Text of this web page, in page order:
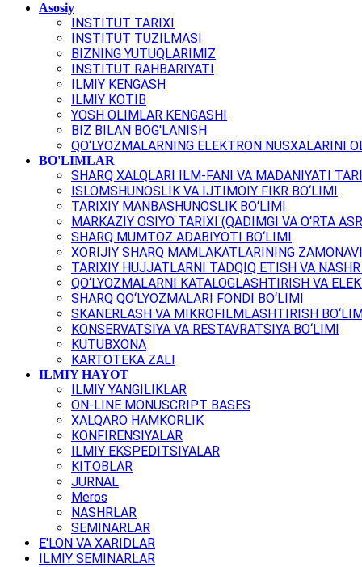
Asosiy
INSTITUT TARIXI
INSTITUT TUZILMASI
BIZNING YUTUQLARIMIZ
INSTITUT RAHBARIYATI
ILMIY KENGASH
ILMIY KOTIB
YOSH OLIMLAR KENGASHI
BIZ BILAN BOG'LANISH
QO‘LYOZMALARNING ELEKTRON NUSXALARINI
BO'LIMLAR
SHARQ XALQLARI ILM-FANI VA MADANIYATI
ISLOMSHUNOSLIK VA IJTIMOIY FIKR BO‘LIMI
TARIXIY MANBASHUNOSLIK BO‘LIMI
MARKAZIY OSIYO TARIXI (QADIMGI VA O‘RTA
SHARQ MUMTOZ ADABIYOTI BO‘LIMI
XORIJIY SHARQ MAMLAKATLARINING
TARIXIY HUJJATLARNI TADQIQ ETISH VA
QO‘LYOZMALARNI KATALOGLASHTIRISH VA
SHARQ QO‘LYOZMALARI FONDI BO‘LIMI
SKANERLASH VA MIKROFILMLASHTIRISH
KONSERVATSIYA VA RESTAVRATSIYA BO‘LIMI
KUTUBXONA
KARTOTEKA ZALI
ILMIY HAYOT
ILMIY YANGILIKLAR
ON-LINE MONUSCRIPT BASES
XALQARO HAMKORLIK
KONFIRENSIYALAR
ILMIY EKSPEDITSIYALAR
KITOBLAR
JURNAL
Meros
NASHRLAR
SEMINARLAR
E'LON VA XARIDLAR
ILMIY SEMINARLAR